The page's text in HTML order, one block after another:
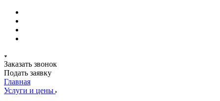
Заказать звонок
Подать заявку
Главная
Услуги и цены